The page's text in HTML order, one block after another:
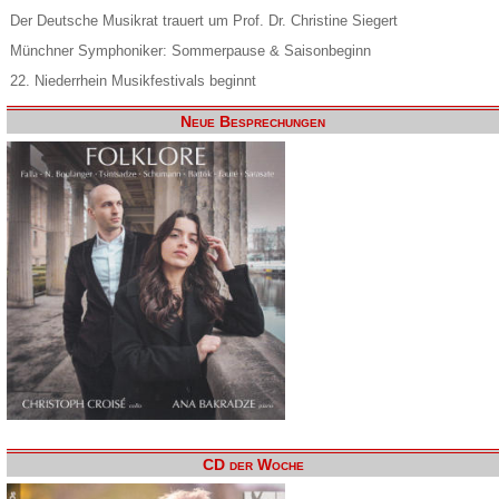
Der Deutsche Musikrat trauert um Prof. Dr. Christine Siegert
Münchner Symphoniker: Sommerpause & Saisonbeginn
22. Niederrhein Musikfestivals beginnt
Neue Besprechungen
CD der Woche